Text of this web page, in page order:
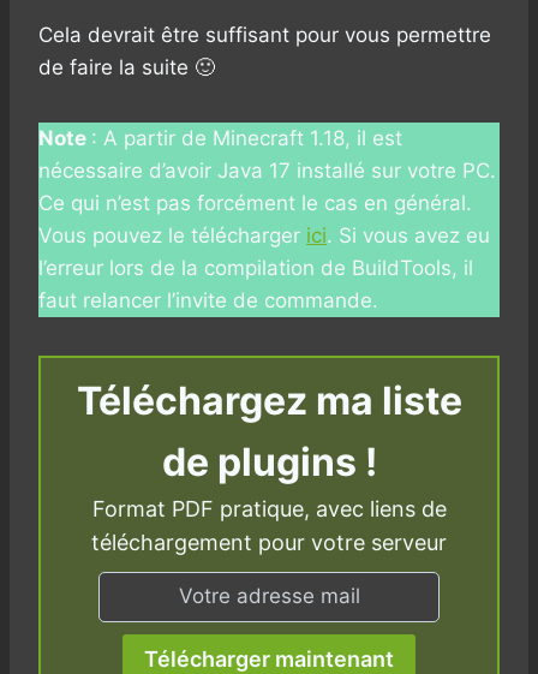
Cela devrait être suffisant pour vous permettre
de faire la suite 🙂
Note : A partir de Minecraft 1.18, il est
nécessaire d’avoir Java 17 installé sur votre PC.
Ce qui n’est pas forcément le cas en général.
Vous pouvez le télécharger ici. Si vous avez eu
l’erreur lors de la compilation de BuildTools, il
faut relancer l’invite de commande.
Téléchargez ma liste
de plugins !
Format PDF pratique, avec liens de
téléchargement pour votre serveur
Télécharger maintenant